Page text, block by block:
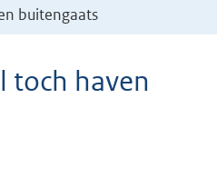
buitengaats
toch haven